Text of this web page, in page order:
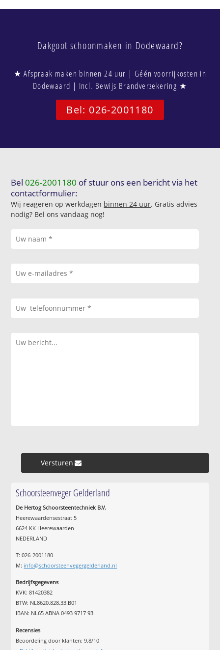
Dakgoot schoonmaken in Dodewaard?
★ Afspraak maken binnen 24 uur | Géén voorrijkosten in
Dodewaard | Incl. Bewijs Brandverzekering ★
Bel: 026-2001180
Bel026-2001180 of stuur ons een bericht via het
contactformulier:
Wij reageren op werkdagen binnen 24 uur. Gratis advies
nodig? Bel ons vandaag nog!
Versturen »
Schoorsteenveger Gelderland
De Hertog Schoorsteentechniek B.V.
Heerewaardensestraat 5
6624 KK Heerewaarden
NEDERLAND
T: 026-2001180
M: info@schoorsteenvegergelderland.nl
Bedrijfsgegevens
KVK: 81420382
BTW: NL8620.828.33.B01
IBAN: NL65 ABNA 0493 9717 93
Recensies
Beoordeling door klanten:9.8/10